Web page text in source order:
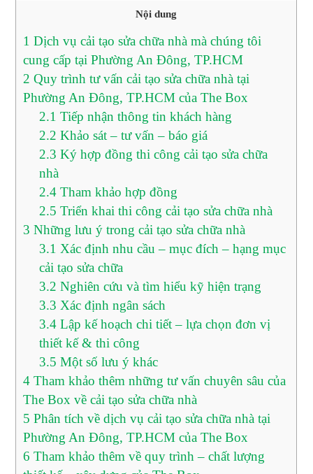
Nội dung
1 Dịch vụ cải tạo sửa chữa nhà mà chúng tôi
cung cấp tại Phường An Đông, TP.HCM
2 Quy trình tư vấn cải tạo sửa chữa nhà tại
Phường An Đông, TP.HCM của The Box
2.1 Tiếp nhận thông tin khách hàng
2.2 Khảo sát – tư vấn – báo giá
2.3 Ký hợp đồng thi công cải tạo sửa chữa
nhà
2.4 Tham khảo hợp đồng
2.5 Triển khai thi công cải tạo sửa chữa nhà
3 Những lưu ý trong cải tạo sửa chữa nhà
3.1 Xác định nhu cầu – mục đích – hạng mục
cải tạo sửa chữa
3.2 Nghiên cứu và tìm hiểu kỹ hiện trạng
3.3 Xác định ngân sách
3.4 Lập kế hoạch chi tiết – lựa chọn đơn vị
thiết kế & thi công
3.5 Một số lưu ý khác
4 Tham khảo thêm những tư vấn chuyên sâu của
The Box về cải tạo sửa chữa nhà
5 Phân tích về dịch vụ cải tạo sửa chữa nhà tại
Phường An Đông, TP.HCM của The Box
6 Tham khảo thêm về quy trình – chất lượng